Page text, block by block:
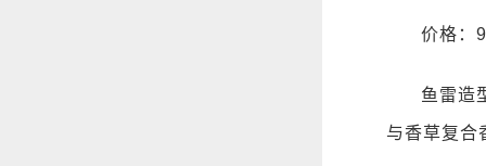
价格：
鱼雷造
与香草复合